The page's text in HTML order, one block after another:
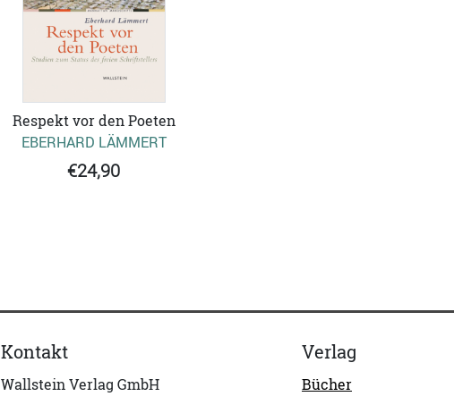
Respekt vor den Poeten
EBERHARD LÄMMERT
€24,90
Kontakt
Wallstein Verlag GmbH
Verlag
Bücher